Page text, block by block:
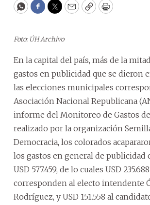
WhatsApp
Facebook
Twitter
EmailCopyPrint
Foto: ÚH Archivo
En la capital del país, más de la
gastos en publicidad que se dieron
las elecciones municipales
Asociación Nacional Republicana
informe del Monitoreo de Gastos
realizado por la organización
Democracia, los colorados
los gastos en general de publicidad
USD 577.459, de lo cuales USD 235.688
corresponden al electo intendente
Rodríguez, y USD 151.558 al